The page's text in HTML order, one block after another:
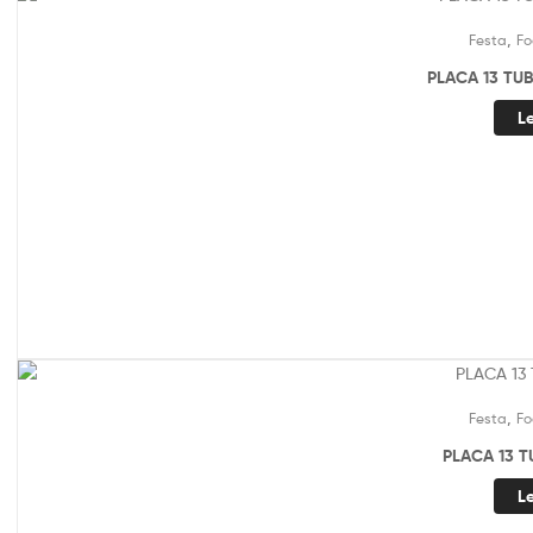
Festa,
PLACA 13
Festa
PLACA 13